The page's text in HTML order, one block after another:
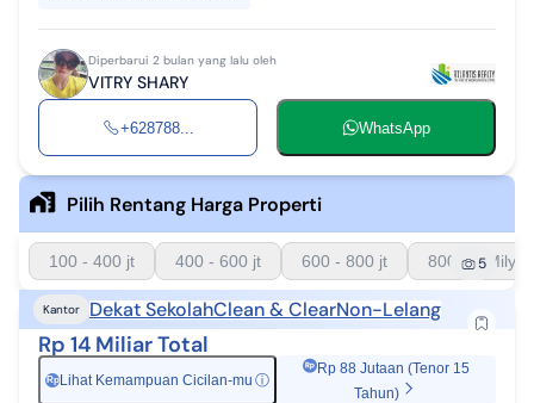
Diperbarui 2 bulan yang lalu oleh
VITRY SHARY
+628788... WhatsApp
Pilih Rentang Harga Properti
100 - 400 jt 400 - 600 jt 600 - 800 jt 800 - 1 Milyar
5
Kantor Dekat SekolahClean & ClearNon-Lelang
Rp 14 Miliar Total
Rp Lihat Kemampuan Cicilan-mu ⓘ
Rp 88 Jutaan (Tenor 15
Tahun)